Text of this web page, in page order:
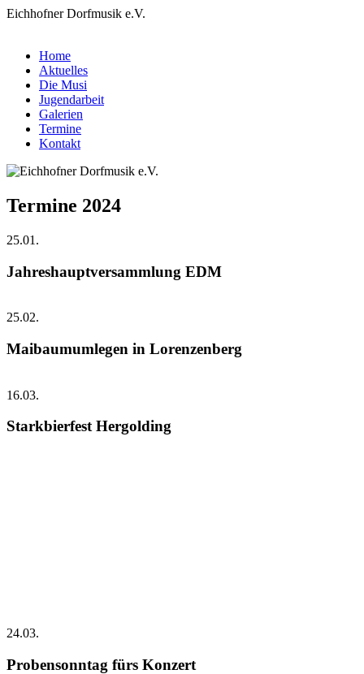
Eichhofner Dorfmusik e.V.
Home
Aktuelles
Die Musi
Jugendarbeit
Galerien
Termine
Kontakt
Termine 2024
25.01.
Jahreshauptversammlung EDM
25.02.
Maibaumumlegen in Lorenzenberg
16.03.
Starkbierfest Hergolding
24.03.
Probensonntag fürs Konzert